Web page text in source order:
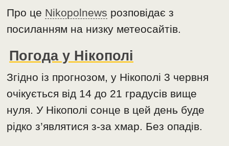
Про це Nikopolnews розповідає з
посиланням на низку метеосайтів.
Погода у Нікополі
Згідно із прогнозом, у Нікополі 3 червня
очікується від 14 до 21 градусів вище
нуля. У Нікополі сонце в цей день буде
рідко з’являтися з-за хмар. Без опадів.